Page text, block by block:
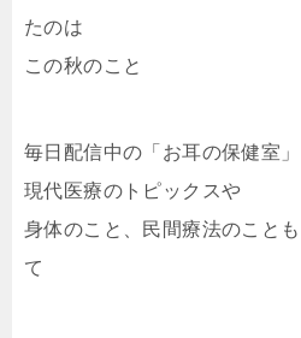
たのは
この秋のこと
毎日配信中の「お耳の保健室
現代医療のトピックスや
身体のこと、民間療法のこと
て